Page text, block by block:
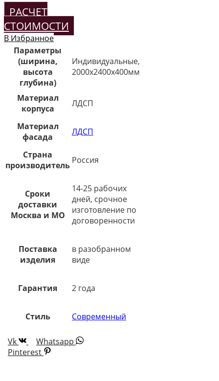
РАСЧЕТ
СТОИМОСТИ
В Избранное
Параметры
(ширина,
высота
глубина)
Индивидуальные,
2000х2400х400мм
Материал
корпуса
ЛДСП
Материал
фасада
ЛДСП
Страна
производитель Россия
Сроки
доставки
Москва и МО
14-25 рабочих
дней, срочное
изготовление по
договоренности
Поставка
изделия
в разобранном
виде
Гарантия 2 года
Стиль Современный
Vk
Whatsapp
Pinterest